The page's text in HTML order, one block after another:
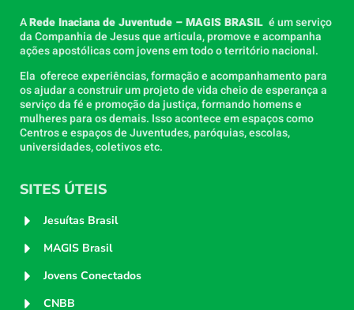
ARede Inaciana de Juventude – MAGIS BRASIL é um serviço
da Companhia de Jesus que articula, promove e acompanha
ações apostólicas com jovens em todo o território nacional.
Ela oferece experiências, formação e acompanhamento para
os ajudar a construir um projeto de vida cheio de esperança a
serviço da fé e promoção da justiça, formando homens e
mulheres para os demais. Isso acontece em espaços como
Centros e espaços de Juventudes, paróquias, escolas,
universidades, coletivos etc.
SITES ÚTEIS
Jesuítas Brasil
MAGIS Brasil
Jovens Conectados
CNBB